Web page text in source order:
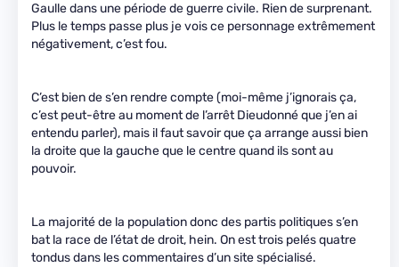
Gaulle dans une période de guerre civile. Rien de surprenant.
Plus le temps passe plus je vois ce personnage extrêmement
négativement, c’est fou.
C’est bien de s’en rendre compte (moi-même j’ignorais ça,
c’est peut-être au moment de l’arrêt Dieudonné que j’en ai
entendu parler), mais il faut savoir que ça arrange aussi bien
la droite que la gauche que le centre quand ils sont au
pouvoir.
La majorité de la population donc des partis politiques s’en
bat la race de l’état de droit, hein. On est trois pelés quatre
tondus dans les commentaires d’un site spécialisé.